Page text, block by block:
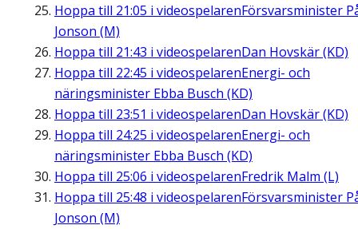
Hoppa till 21:05 i videospelarenFörsvarsminister
Jonson (M)
Hoppa till 21:43 i videospelarenDan Hovskär (KD)
Hoppa till 22:45 i videospelarenEnergi- och
näringsminister Ebba Busch (KD)
Hoppa till 23:51 i videospelarenDan Hovskär (KD)
Hoppa till 24:25 i videospelarenEnergi- och
näringsminister Ebba Busch (KD)
Hoppa till 25:06 i videospelarenFredrik Malm (L)
Hoppa till 25:48 i videospelarenFörsvarsminister
Jonson (M)